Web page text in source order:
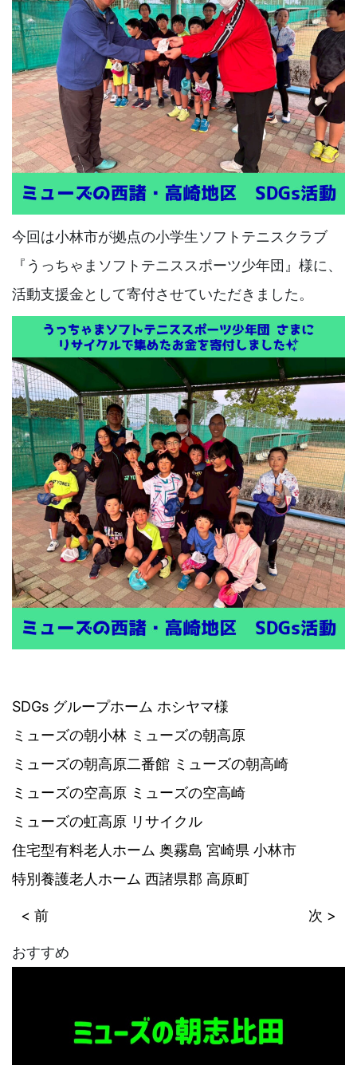
今回は小林市が拠点の小学生ソフトテニスクラブ
『うっちゃまソフトテニススポーツ少年団』様に、
活動支援金として寄付させていただきました。
SDGs グループホーム ホシヤマ様
ミューズの朝小林 ミューズの朝高原
ミューズの朝高原二番館 ミューズの朝高崎
ミューズの空高原 ミューズの空高崎
ミューズの虹高原 リサイクル
住宅型有料老人ホーム 奥霧島 宮崎県 小林市
特別養護老人ホーム 西諸県郡 高原町
< 前 次 >
おすすめ